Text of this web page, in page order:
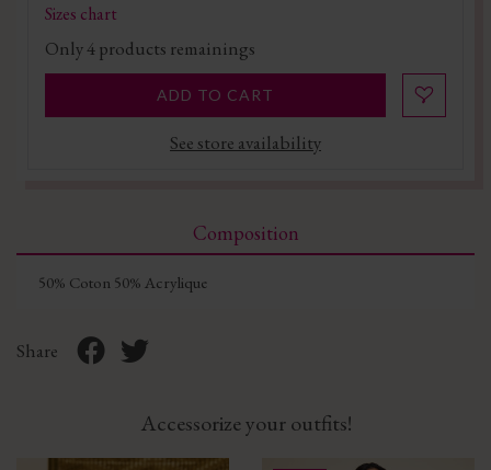
Sizes chart
Only4products remainings
ADD TO CART
See store availability
Composition
50% Coton 50% Acrylique
Share
Accessorize your outfits!